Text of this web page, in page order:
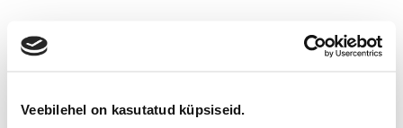
Veebilehel on kasutatud küpsiseid.